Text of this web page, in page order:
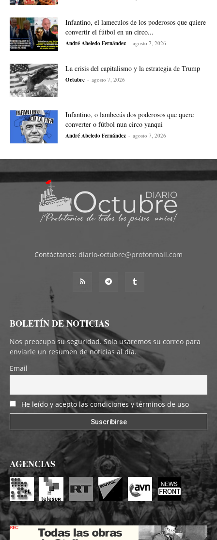
Infantino, el lameculos de los poderosos que quiere
convertir el fútbol en un circo...
André Abeledo Fernández - agosto 7, 2026
La crisis del capitalismo y la estrategia de Trump
Octubre - agosto 7, 2026
Infantino, o lambecús dos poderosos que quere
converter o fútbol nun circo yanqui
André Abeledo Fernández - agosto 7, 2026
Contáctanos: diario-octubre@protonmail.com
BOLETÍN DE NOTICIAS
Nos preocupa su seguridad. Solo usaremos su correo para
enviarle un resumen de noticias al día.
Email
He leído y acepto las condiciones y términos de uso
AGENCIAS